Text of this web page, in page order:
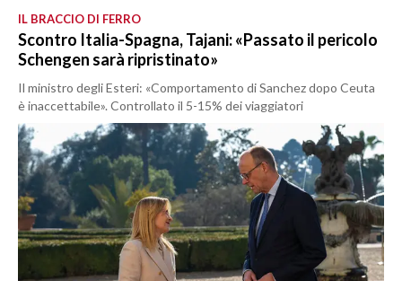
IL BRACCIO DI FERRO
Scontro Italia-Spagna, Tajani: «Passato il pericolo
Schengen sarà ripristinato»
Il ministro degli Esteri: «Comportamento di Sanchez dopo Ceuta
è inaccettabile». Controllato il 5-15% dei viaggiatori